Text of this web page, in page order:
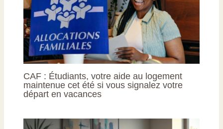
CAF : Étudiants, votre aide au logement
maintenue cet été si vous signalez votre
départ en vacances